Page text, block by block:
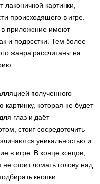
картинки,
происходящего в игре.
в приложение имеют
и подростки. Тем более
жанра рассчитаны на
полученного
которая не будет
глаз и даёт
стоит сосредоточить
уникальностью и
в игре. В конце концов,
стоит ломать голову над
кнопки